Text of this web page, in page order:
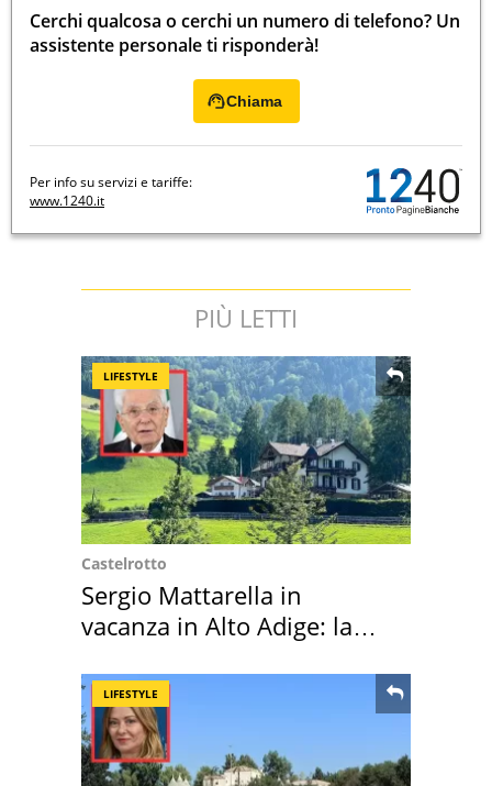
Cerchi qualcosa o cerchi un numero di telefono? Un
assistente personale ti risponderà!
Chiama
Per info su servizi e tariffe:
www.1240.it
PIÙ LETTI
LIFESTYLE
Castelrotto
Sergio Mattarella in
vacanza in Alto Adige: la
LIFESTYLE